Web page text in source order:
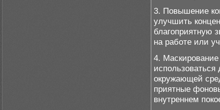
3. Повышение
улучшить
благоприятную
на работе или
4.
окружающей
приятные
внутреннем